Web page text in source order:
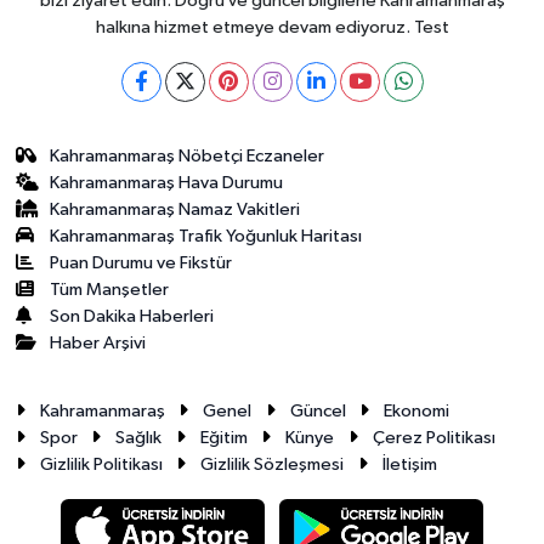
halkına hizmet etmeye devam ediyoruz. Test
Kahramanmaraş Nöbetçi Eczaneler
Kahramanmaraş Hava Durumu
Kahramanmaraş Namaz Vakitleri
Kahramanmaraş Trafik Yoğunluk Haritası
Puan Durumu ve Fikstür
Tüm Manşetler
Son Dakika Haberleri
Haber Arşivi
Kahramanmaraş Genel Güncel
Ekonomi
Spor
Sağlık Eğitim Künye
Çerez Politikası
Gizlilik Politikası
Gizlilik Sözleşmesi İletişim